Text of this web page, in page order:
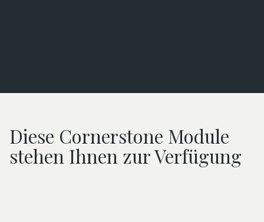
Laufende Unterstützung
Diese Cornerstone Module
stehen Ihnen zur Verfügung